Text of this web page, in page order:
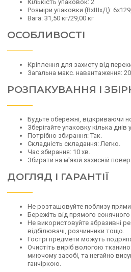
Кількість упаковок: 2
Розміри упаковки (ВхШхД):
Вага: 31,50 кг/29,00 кг
ОСОБЛИВОСТІ
Кріплення для захисту від
Загальна макс. навантаження: 20
РОЗПАКУВАННЯ І
Будьте обережні, відкриваючи
Зберігайте упаковку кілька днів
Потрібно збирання: Так.
Складність складання: Легко.
Час збирання: 10 хв.
Збирати на м'якій захисній
ДОГЛЯД І ГАРАНТІЇ
Не розташовуйте поблизу
Бережіть від прямого сонячного
Не використовуйте абразивні
відбілювачі, розчинники тощо.
Гострі предмети можуть
Очистіть виріб вологою
миючому засобі, та негайно
ганчіркою.